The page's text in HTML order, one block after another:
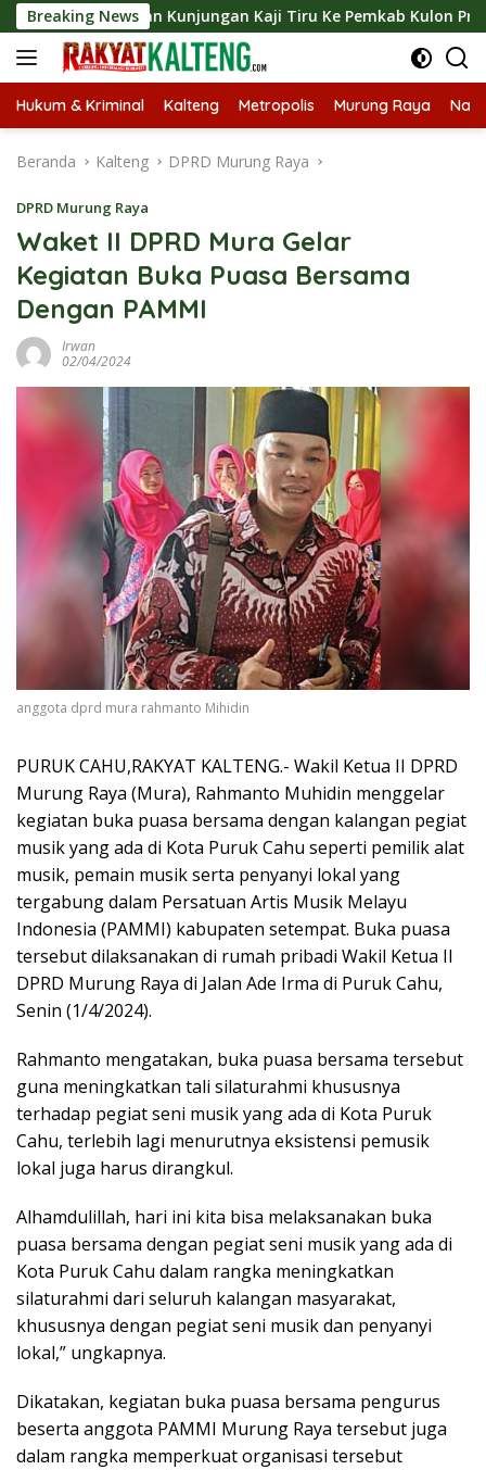
Langsung
ke
konten
Breaking News
Kunjungan Kaji Tiru Ke Pemkab Kulon Progo
Hukum & Kriminal Kalteng Metropolis Murung Raya
Beranda Kalteng DPRD Murung Raya
DPRD Murung Raya
Waket II DPRD Mura Gelar
Kegiatan Buka Puasa Bersama
Dengan PAMMI
Irwan
02/04/2024
anggota dprd mura rahmanto Mihidin
PURUK CAHU,RAKYAT KALTENG.- Wakil Ketua II DPRD
Murung Raya (Mura), Rahmanto Muhidin menggelar
kegiatan buka puasa bersama dengan kalangan pegiat
musik yang ada di Kota Puruk Cahu seperti pemilik alat
musik, pemain musik serta penyanyi lokal yang
tergabung dalam Persatuan Artis Musik Melayu
Indonesia (PAMMI) kabupaten setempat. Buka puasa
tersebut dilaksanakan di rumah pribadi Wakil Ketua II
DPRD Murung Raya di Jalan Ade Irma di Puruk Cahu,
Senin (1/4/2024).
Rahmanto mengatakan, buka puasa bersama tersebut
guna meningkatkan tali silaturahmi khususnya
terhadap pegiat seni musik yang ada di Kota Puruk
Cahu, terlebih lagi menurutnya eksistensi pemusik
lokal juga harus dirangkul.
Alhamdulillah, hari ini kita bisa melaksanakan buka
puasa bersama dengan pegiat seni musik yang ada di
Kota Puruk Cahu dalam rangka meningkatkan
silaturahmi dari seluruh kalangan masyarakat,
khususnya dengan pegiat seni musik dan penyanyi
lokal,” ungkapnya.
Dikatakan, kegiatan buka puasa bersama pengurus
beserta anggota PAMMI Murung Raya tersebut juga
dalam rangka memperkuat organisasi tersebut